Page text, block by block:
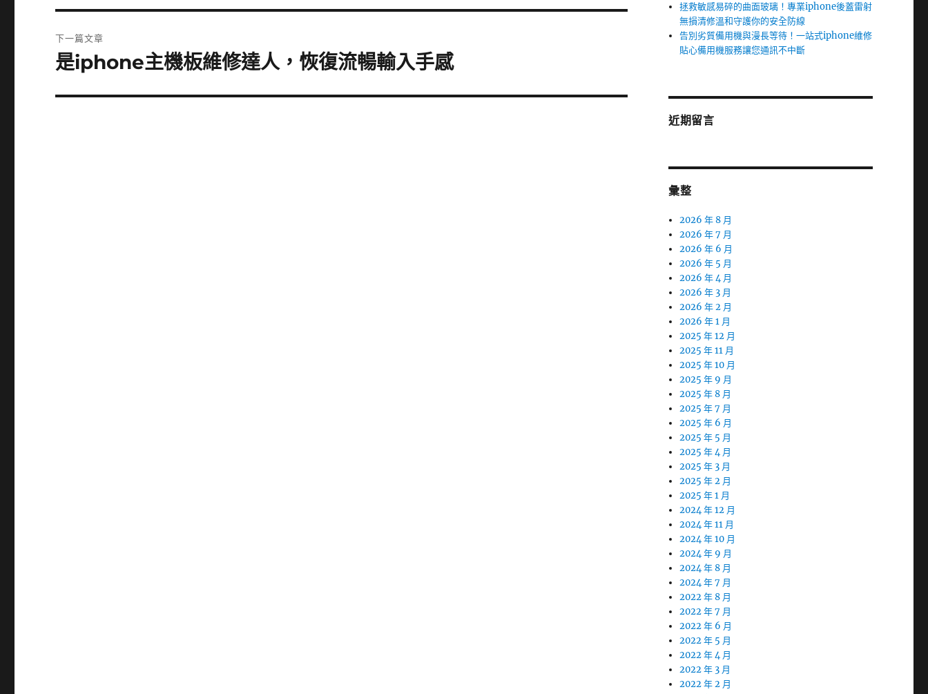
篇
文
章:
下一篇文章
下
篇
是iphone主機板維修達人，恢復流暢輸入手感
拯救敏感易碎的曲面玻璃！專業iphone後蓋雷射
無損清修溫和守護你的安全防線
告別劣質備用機與漫長等待！一站式iphone維修
貼心備用機服務讓您通訊不中斷
近期留言
彙整
2026 年 8 月
2026 年 7 月
2026 年 6 月
2026 年 5 月
2026 年 4 月
2026 年 3 月
2026 年 2 月
2026 年 1 月
2025 年 12 月
2025 年 11 月
2025 年 10 月
2025 年 9 月
2025 年 8 月
2025 年 7 月
2025 年 6 月
2025 年 5 月
2025 年 4 月
2025 年 3 月
2025 年 2 月
2025 年 1 月
2024 年 12 月
2024 年 11 月
2024 年 10 月
2024 年 9 月
2024 年 8 月
2024 年 7 月
2022 年 8 月
2022 年 7 月
2022 年 6 月
2022 年 5 月
2022 年 4 月
2022 年 3 月
2022 年 2 月